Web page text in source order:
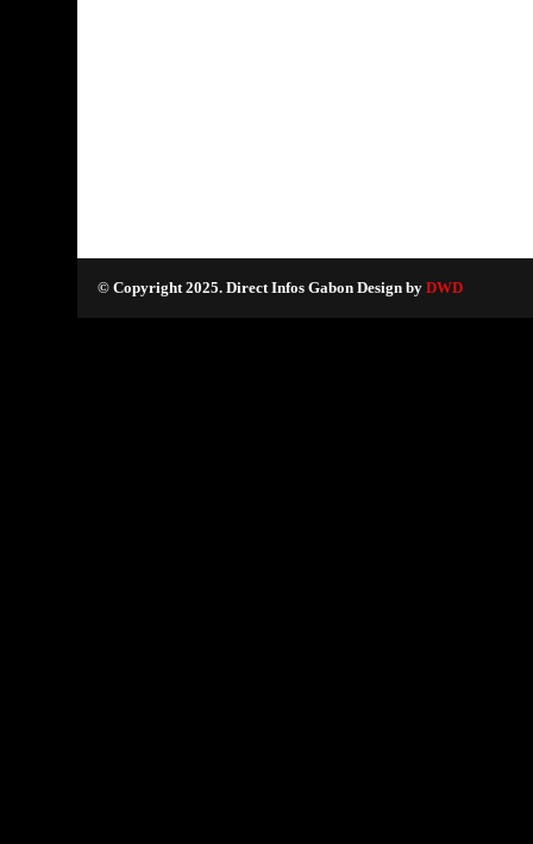
© Copyright 2025. Direct Infos Gabon Design by DWD